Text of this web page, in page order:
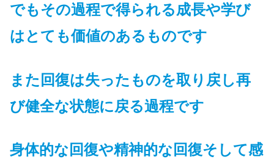
でもその過程で得られる成長や学び
はとても価値のあるものです
また回復は失ったものを取り戻し再
び健全な状態に戻る過程です
身体的な回復や精神的な回復そして感